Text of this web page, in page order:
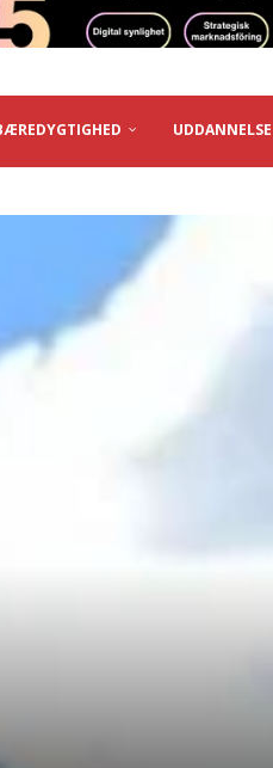
UDDANNELSE